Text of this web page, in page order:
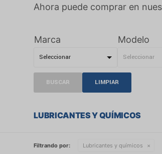
Ahora puede comprar en
Marca Modelo
BUSCAR LIMPIAR
LUBRICANTES Y QUÍMICOS
Filtrando por: Lubricantes y químicos
smartphone